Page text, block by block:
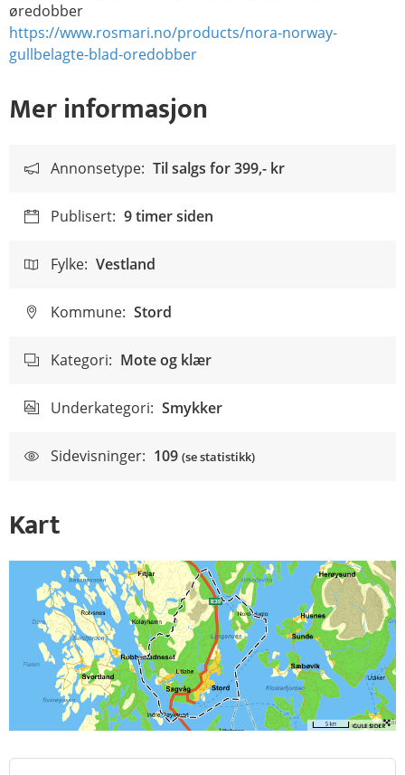
øredobber
https://www.rosmari.no/products/nora-norway-
gullbelagte-blad-oredobber
Mer informasjon
Annonsetype: Til salgs for399,- kr
Publisert: 9 timer siden
Fylke: Vestland
Kommune: Stord
Kategori: Mote og klær
Underkategori: Smykker
Sidevisninger: 109 (se statistikk)
Kart